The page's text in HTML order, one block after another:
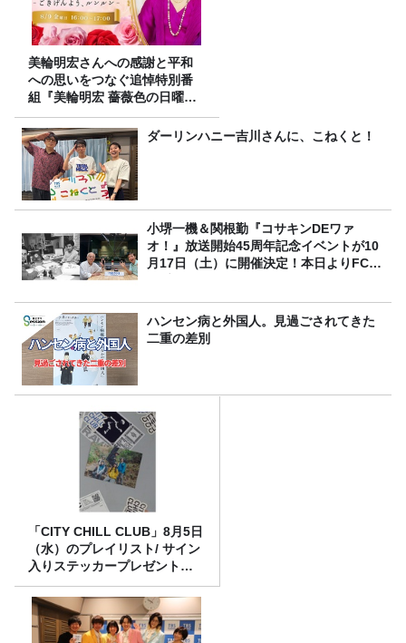
美輪明宏さんへの感謝と平和
への思いをつなぐ追悼特別番
組『美輪明宏 薔薇色の日曜日
～ごきげんよう、ルンルン
～』8/9（日）16時放送ダーリンハニー吉川さんに、こねくと！
小堺一機＆関根勤『コサキンDEワァ
オ！』放送開始45周年記念イベントが10
月17日（土）に開催決定！本日よりFC先
ハンセン病と外国人。見過ごされてきた
二重の差別
「CITY CHILL CLUB」8月5日
（水）のプレイリスト/ サイン
入りステッカープレゼント有
り